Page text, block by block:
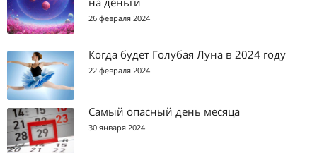
26 февраля 2024
Когда будет Голубая Луна в 2024 году
22 февраля 2024
Самый опасный день месяца
30 января 2024